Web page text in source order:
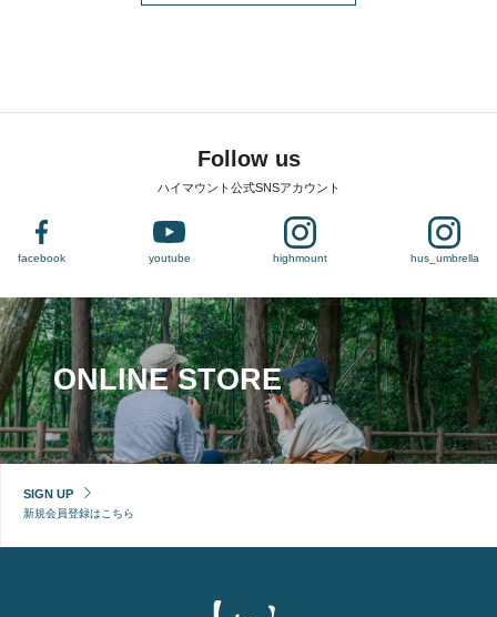
Follow us
ハイマウント公式SNSアカウント
facebook youtube highmount hus_umbrella
ONLINE STORE
SIGN UP
新規会員登録はこちら